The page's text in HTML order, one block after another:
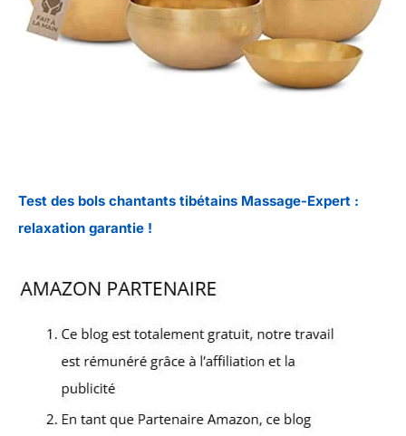
Test des bols chantants tibétains Massage-Expert :
relaxation garantie !